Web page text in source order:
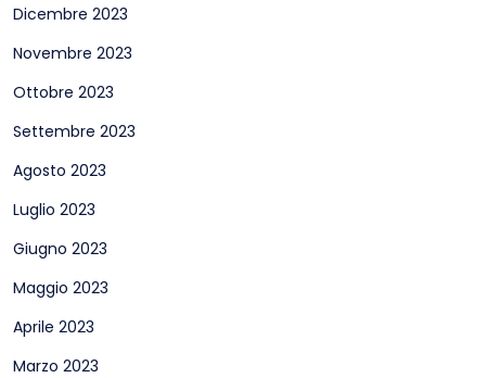
Dicembre 2023
Novembre 2023
Ottobre 2023
Settembre 2023
Agosto 2023
Luglio 2023
Giugno 2023
Maggio 2023
Aprile 2023
Marzo 2023